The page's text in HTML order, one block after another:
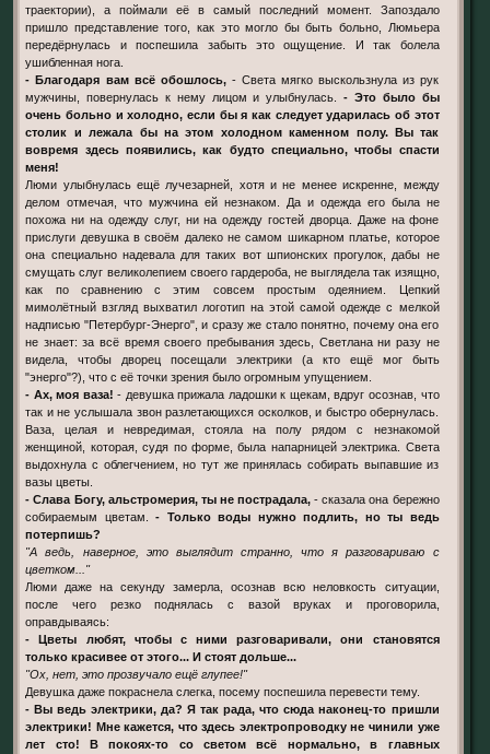
траектории), а поймали её в самый последний момент. Запоздало
пришло представление того, как это могло бы быть больно, Люмьера
передёрнулась и поспешила забыть это ощущение. И так болела
ушибленная нога.
- Благодаря вам всё обошлось, - Света мягко выскользнула из рук
мужчины, повернулась к нему лицом и улыбнулась.- Это было бы
очень больно и холодно, если бы я как следует ударилась об этот
столик и лежала бы на этом холодном каменном полу. Вы так
вовремя здесь появились, как будто специально, чтобы спасти
меня!
Люми улыбнулась ещё лучезарней, хотя и не менее искренне, между
делом отмечая, что мужчина ей незнаком. Да и одежда его была не
похожа ни на одежду слуг, ни на одежду гостей дворца. Даже на фоне
прислуги девушка в своём далеко не самом шикарном платье, которое
она специально надевала для таких вот шпионских прогулок, дабы не
смущать слуг великолепием своего гардероба, не выглядела так изящно,
как по сравнению с этим совсем простым одеянием. Цепкий
мимолётный взгляд выхватил логотип на этой самой одежде с мелкой
надписью "Петербург-Энерго", и сразу же стало понятно, почему она его
не знает: за всё время своего пребывания здесь, Светлана ни разу не
видела, чтобы дворец посещали электрики (а кто ещё мог быть
"энерго"?), что с её точки зрения было огромным упущением.
- Ах, моя ваза!- девушка прижала ладошки к щекам, вдруг осознав, что
так и не услышала звон разлетающихся осколков, и быстро обернулась.
Ваза, целая и невредимая, стояла на полу рядом с незнакомой
женщиной, которая, судя по форме, была напарницей электрика. Света
выдохнула с облегчением, но тут же принялась собирать выпавшие из
вазы цветы.
- Слава Богу, альстромерия, ты не пострадала,- сказала она бережно
собираемым цветам.- Только воды нужно подлить, но ты ведь
потерпишь?
"А ведь, наверное, это выглядит странно, что я разговариваю с
цветком..."
Люми даже на секунду замерла, осознав всю неловкость ситуации,
после чего резко поднялась с вазой вруках и проговорила,
оправдываясь:
- Цветы любят, чтобы с ними разговаривали, они становятся
только красивее от этого... И стоят дольше...
"Ох, нет, это прозвучало ещё глупее!"
Девушка даже покраснела слегка, посему поспешила перевести тему.
- Вы ведь электрики, да? Я так рада, что сюда наконец-то пришли
электрики! Мне кажется, что здесь электропроводку не чинили уже
лет сто! В покоях-то со светом всё нормально, в главных